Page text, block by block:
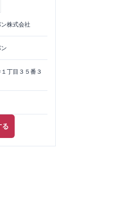
株式会社
丁目３５番３
る